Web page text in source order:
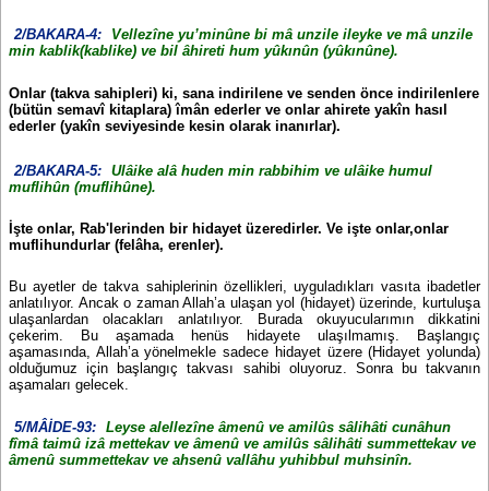
2/BAKARA-4:
Vellezîne yu’minûne bi mâ unzile ileyke ve mâ unzile
min kablik(kablike) ve bil âhireti hum yûkınûn (yûkınûne).
Onlar (takva sahipleri) ki, sana indirilene ve senden önce indirilenlere
(bütün semavî kitaplara) îmân ederler ve onlar ahirete yakîn hasıl
ederler (yakîn seviyesinde kesin olarak inanırlar).
2/BAKARA-5: Ulâike alâ huden min rabbihim ve ulâike humul
muflihûn (muflihûne).
İşte onlar, Rab'lerinden bir hidayet üzeredirler. Ve işte onlar,onlar
muflihundurlar (felâha, erenler).
Bu ayetler de takva sahiplerinin özellikleri, uyguladıkları vasıta ibadetler
anlatılıyor. Ancak o zaman Allah’a ulaşan yol (hidayet) üzerinde, kurtuluşa
ulaşanlardan olacakları anlatılıyor. Burada okuyucularımın dikkatini
çekerim. Bu aşamada henüs hidayete ulaşılmamış. Başlangıç
aşamasında, Allah’a yönelmekle sadece hidayet üzere (Hidayet yolunda)
olduğumuz için başlangıç takvası sahibi oluyoruz. Sonra bu takvanın
aşamaları gelecek.
5/MÂİDE-93: Leyse alellezîne âmenû ve amilûs sâlihâti cunâhun
fîmâ taimû izâ mettekav ve âmenû ve amilûs sâlihâti summettekav ve
âmenû summettekav ve ahsenû vallâhu yuhibbul muhsinîn.